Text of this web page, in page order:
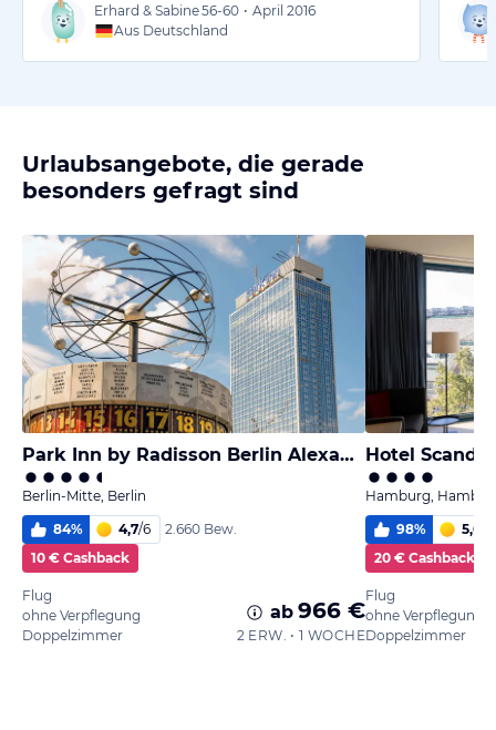
Erhard & Sabine56-60 • April 2016
Aus Deutschland
Urlaubsangebote, die gerade
besonders gefragt sind
Park Inn by Radisson Berlin Alexanderplatz
Berlin-Mitte, Berlin
84% 4,7/6
2.660 Bew.
10 € Cashback
Flug
ohne Verpflegung
Doppelzimmer
ab 966 €
2 ERW. • 1 WOCHE
Hotel
Hamburg,
98% 5,6
20 € Cashback
Flug
ohne Verpflegung
Doppelzimmer